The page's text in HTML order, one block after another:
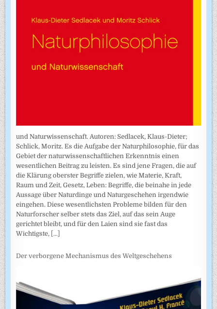
und Naturwissenschaft. Autoren: Sedlacek, Klaus-Dieter;
Schlick, Moritz. Es die Aufgabe der Naturphilosophie, für das
Gebiet der naturwissenschaftlichen Erkenntnis einen
wesentlichen Beitrag zu leisten. Es sind jene Fragen, die auf
die Klärung oberster Begriffe zielen, wie Materie, Kraft,
Raum und Zeit, Gesetz, Leben: Begriffe, die beinahe in jede
Aussage über Naturdinge und Naturgeschehen irgendwie
eingehen. Diese wesentlichsten Probleme bilden für den
Naturforscher selber stets das Ziel, auf das sein Auge
gerichtet bleibt, und für den Laien sind sie fast das
Wichtigste, [...]
Der verborgene Mechanismus des Weltgeschehens